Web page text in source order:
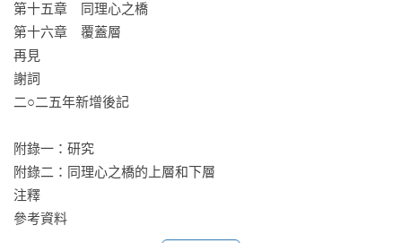
▲自稱虛情假意的種族主義者：大衛．梅納德
如果只看我自己的人生，我從一無所有出發，到頭來還是一無
所有，而且我不是種族主義受害者，因為我是白人。所以在多
數美國人看來，我連「一無所有」都不如。如果生為白人男性
是這樣一種特權，除了我個人的失敗外，還有什麼可以解釋我
▲三K黨極端分子兼重罪犯：懷亞特．布萊爾
川普參選是為了白人，他不是為了幫助黑□（消音），因為他知
道黑人已經從聯邦政府那裡得到了所需的一切幫助。我認為我
第十五章　同理心之橋
第十六章　覆蓋層
再見
謝詞
二○二五年新增後記
附錄一：研究
附錄二：同理心之橋的上層和下層
注釋
參考資料